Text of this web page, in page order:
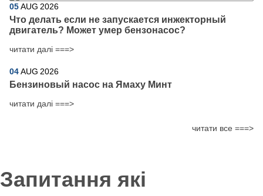
05AUG 2026
Что делать если не запускается инжекторный
двигатель? Может умер бензонасос?
читати далі ===>
04AUG 2026
Бензиновый насос на Ямаху Минт
читати далі ===>
читати все ===>
Запитання які